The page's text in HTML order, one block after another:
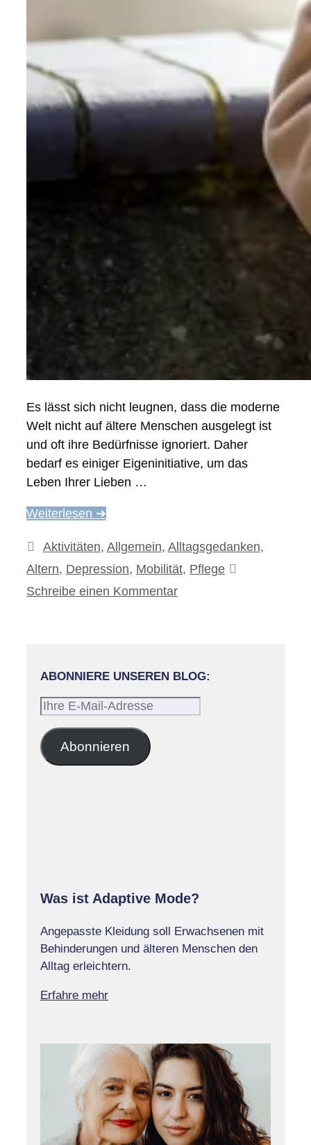
Es lässt sich nicht leugnen, dass die moderne
Welt nicht auf ältere Menschen ausgelegt ist
und oft ihre Bedürfnisse ignoriert. Daher
bedarf es einiger Eigeninitiative, um das
Leben Ihrer Lieben …
Weiterlesen ➔
Kategorien
Aktivitäten, Allgemein, Alltagsgedanken,
Altern, Depression, Mobilität, Pflege
Schreibe einen Kommentar
ABONNIERE UNSEREN BLOG:
Ihre
Mail-
Adresse
Abonnieren
Was ist Adaptive Mode?
Angepasste Kleidung soll Erwachsenen mit
Behinderungen und älteren Menschen den
Alltag erleichtern.
Erfahre mehr